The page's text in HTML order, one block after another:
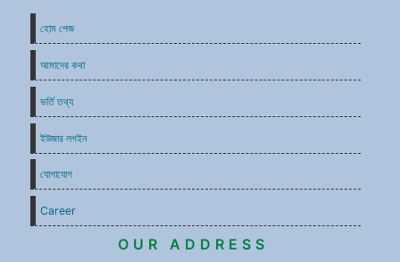
OUR ADDRESS
হোম পেজ
আমাদের কথা
ভর্তি তথ্য
ইউজার লগইন
যোগাযোগ
Career